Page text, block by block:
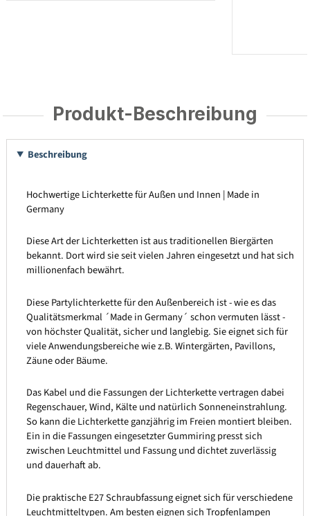
Produkt-Beschreibung
Beschreibung
Hochwertige Lichterkette für Außen und Innen | Made in
Germany
Diese Art der Lichterketten ist aus traditionellen Biergärten
bekannt. Dort wird sie seit vielen Jahren eingesetzt und hat sich
millionenfach bewährt.
Diese Partylichterkette für den Außenbereich ist - wie es das
Qualitätsmerkmal ´Made in Germany´ schon vermuten lässt -
von höchster Qualität, sicher und langlebig. Sie eignet sich für
viele Anwendungsbereiche wie z.B. Wintergärten, Pavillons,
Zäune oder Bäume.
Das Kabel und die Fassungen der Lichterkette vertragen dabei
Regenschauer, Wind, Kälte und natürlich Sonneneinstrahlung.
So kann die Lichterkette ganzjährig im Freien montiert bleiben.
Ein in die Fassungen eingesetzter Gummiring presst sich
zwischen Leuchtmittel und Fassung und dichtet zuverlässig
und dauerhaft ab.
Die praktische E27 Schraubfassung eignet sich für verschiedene
Leuchtmitteltypen. Am besten eignen sich Tropfenlampen